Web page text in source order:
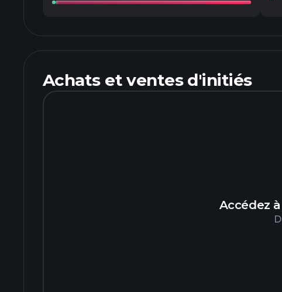
Achats et ventes d'initiés
Accédez